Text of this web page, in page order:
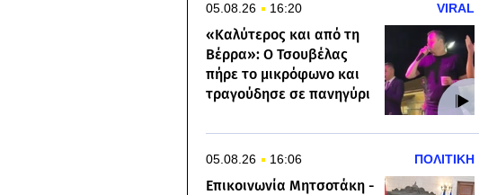
05.08.26 16:20 VIRAL
«Καλύτερος και από τη
Βέρρα»: Ο Τσουβέλας
πήρε το μικρόφωνο και
τραγούδησε σε πανηγύρι
05.08.26 16:06 ΠΟΛΙΤΙΚΗ
Επικοινωνία Μητσοτάκη -